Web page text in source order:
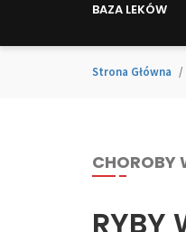
BAZA LEKÓW
Strona Główna
CHOROBY
RYBY